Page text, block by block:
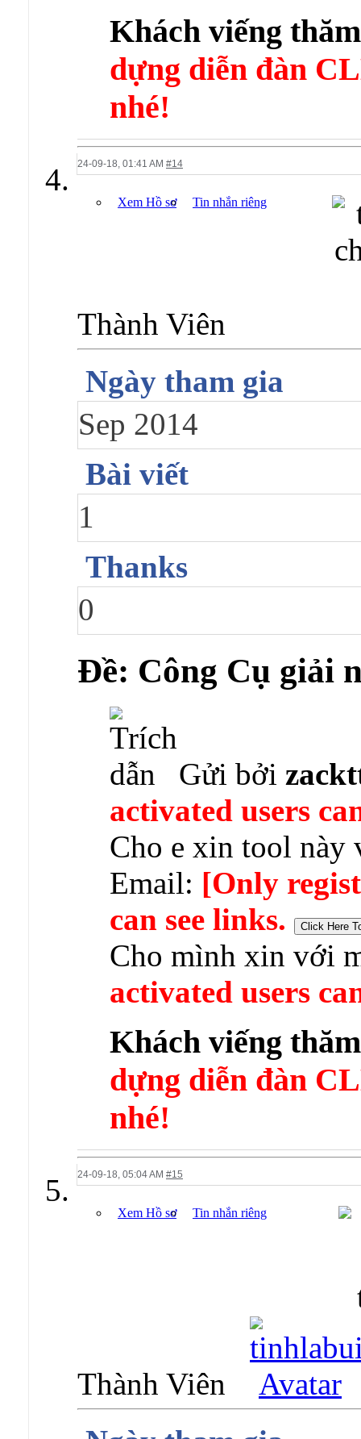
Khách viếng
dựng diễn đàn
nhé!
24-09-18, 01:41 AM #14
Xem Hồ sơ Tin nhắn riêng
Thành Viên
Ngày tham gia
Sep 2014
Bài viết
1
Thanks
0
Ðề: Công Cụ giải
Gửi bởi
activated users
Cho e xin tool này
Email: [Only
can see links.
Cho mình xin với
activated users
Khách viếng
dựng diễn đàn
nhé!
24-09-18, 05:04 AM #15
Xem Hồ sơ Tin nhắn riêng
Thành Viên